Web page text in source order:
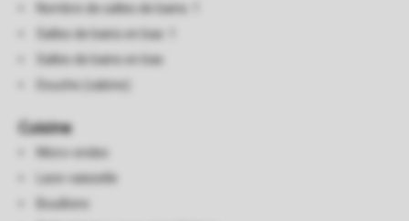
Nombre de salles de bains: 1
Salles de bains en bas: 1
Salles de bains en bas
Douche (cabine)
Cuisine
Micro-ondes
Lave-vaisselle
Bouilloire